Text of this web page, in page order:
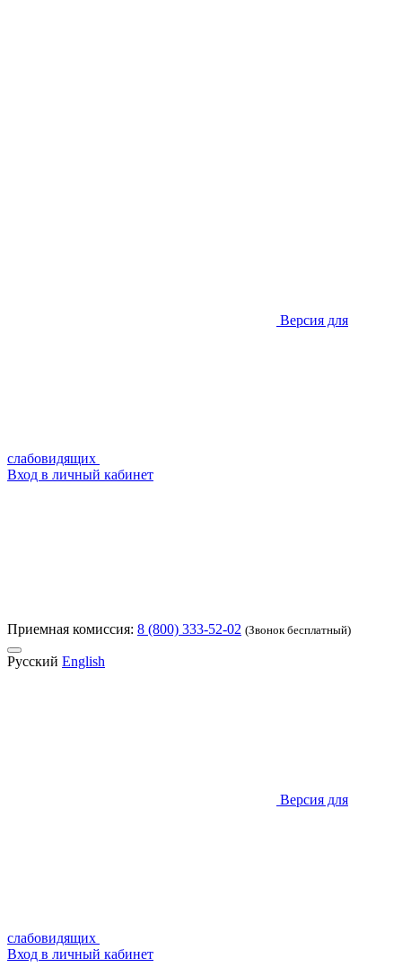
Версия для
слабовидящих
Вход в личный кабинет
Приемная комиссия: 8 (800) 333-52-02 (Звонок бесплатный)
Русский English
Версия для
слабовидящих
Вход в личный кабинет